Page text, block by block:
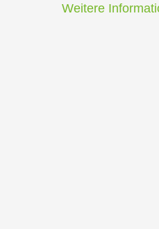
Weitere